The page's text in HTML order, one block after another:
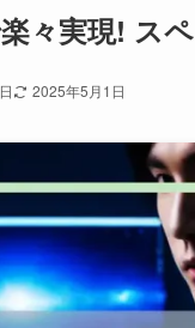
々実現! ス
2025年5月1日